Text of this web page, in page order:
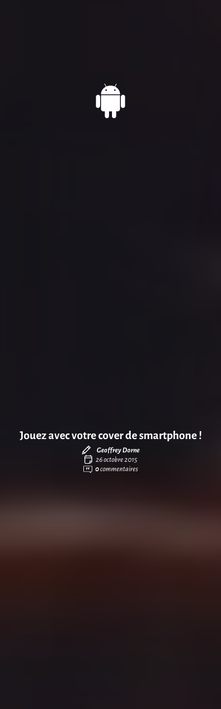
Jouez avec votre cover de smartphone !
Geoffrey Dorne
26 octobre 2015
0commentaires